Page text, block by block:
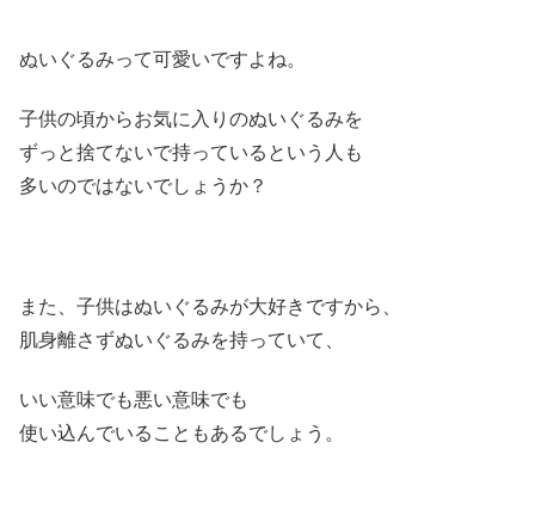
ぬいぐるみって可愛いですよね。
子供の頃からお気に入りのぬいぐるみを
ずっと捨てないで持っているという人も
多いのではないでしょうか？
また、子供はぬいぐるみが大好きですから、
肌身離さずぬいぐるみを持っていて、
いい意味でも悪い意味でも
使い込んでいることもあるでしょう。